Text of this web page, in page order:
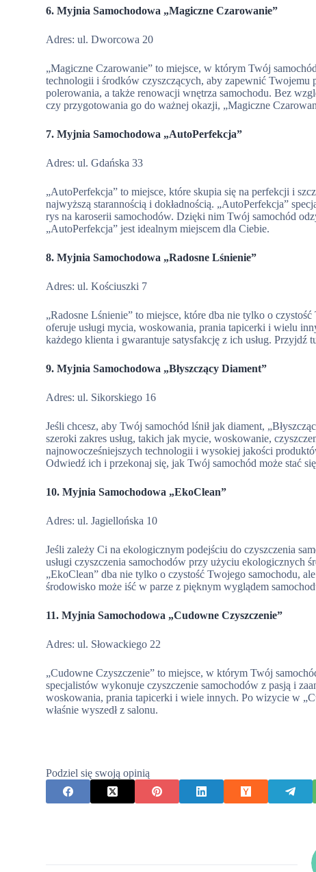
6. Myjnia Samochodowa „Magiczne Czarowanie”
Adres: ul. Dworcowa 20
„Magiczne Czarowanie” to miejsce, w którym Twój
technologii i środków czyszczących, aby zapewnić
polerowania, a także renowacji wnętrza samochodu. Bez
czy przygotowania go do ważnej okazji, „Magiczne
7. Myjnia Samochodowa „AutoPerfekcja”
Adres: ul. Gdańska 33
„AutoPerfekcja” to miejsce, które skupia się na perfekcji i
najwyższą starannością i dokładnością. „AutoPerfekcja”
rys na karoserii samochodów. Dzięki nim Twój samochód
„AutoPerfekcja” jest idealnym miejscem dla Ciebie.
8. Myjnia Samochodowa „Radosne Lśnienie”
Adres: ul. Kościuszki 7
„Radosne Lśnienie” to miejsce, które dba nie tylko o
oferuje usługi mycia, woskowania, prania tapicerki i wielu
każdego klienta i gwarantuje satysfakcję z ich usług. Przyjdź
9. Myjnia Samochodowa „Błyszczący Diament”
Adres: ul. Sikorskiego 16
Jeśli chcesz, aby Twój samochód lśnił jak diament,
szeroki zakres usług, takich jak mycie, woskowanie,
najnowocześniejszych technologii i wysokiej jakości
Odwiedź ich i przekonaj się, jak Twój samochód może stać
10. Myjnia Samochodowa „EkoClean”
Adres: ul. Jagiellońska 10
Jeśli zależy Ci na ekologicznym podejściu do czyszczenia
usługi czyszczenia samochodów przy użyciu ekologicznych
„EkoClean” dba nie tylko o czystość Twojego samochodu,
środowisko może iść w parze z pięknym wyglądem
11. Myjnia Samochodowa „Cudowne Czyszczenie”
Adres: ul. Słowackiego 22
„Cudowne Czyszczenie” to miejsce, w którym Twój
specjalistów wykonuje czyszczenie samochodów z pasją i
woskowania, prania tapicerki i wiele innych. Po wizycie w
właśnie wyszedł z salonu.
Podziel się swoją opinią